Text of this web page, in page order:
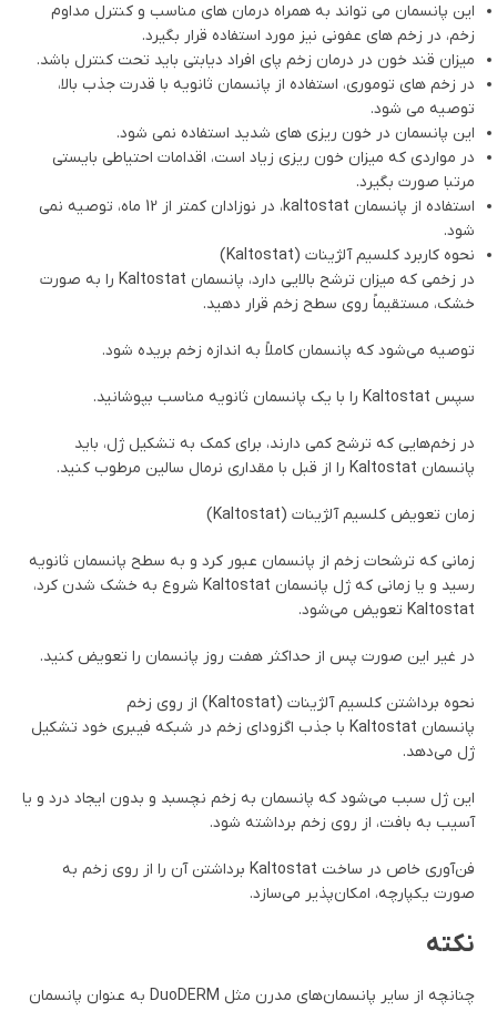
این پانسمان می تواند به همراه درمان های مناسب و کنترل مداوم
زخم، در زخم های عفونی نیز مورد استفاده قرار بگیرد.
میزان قند خون در درمان زخم پای افراد دیابتی باید تحت کنترل باشد.
در زخم های توموری، استفاده از پانسمان ثانویه با قدرت جذب بالا،
توصیه می شود.
این پانسمان در خون ریزی های شدید استفاده نمی شود.
در مواردی که میزان خون ریزی زیاد است، اقدامات احتیاطی بایستی
مرتبا صورت بگیرد.
استفاده از پانسمان kaltostat، در نوزادان کمتر از 12 ماه، توصیه نمی
شود.
نحوه کاربرد کلسیم آلژینات (Kaltostat)
در زخمی که میزان ترشح بالایی دارد، پانسمان Kaltostat را به صورت
خشک، مستقیماً روی سطح زخم قرار دهید.
توصیه می‌شود که پانسمان کاملاً به اندازه زخم بریده شود.
سپس Kaltostat را با یک پانسمان ثانویه مناسب بپوشانید.
در زخم‌هایی که ترشح کمی دارند، برای کمک به تشکیل ژل، باید
پانسمان Kaltostat را از قبل با مقداری نرمال سالین مرطوب کنید.
زمان تعویض کلسیم آلژینات (Kaltostat)
زمانی که ترشحات زخم از پانسمان عبور کرد و به سطح پانسمان ثانویه
رسید و یا زمانی که ژل پانسمان Kaltostat شروع به خشک شدن کرد،
Kaltostat تعویض می‌شود.
در غیر این صورت پس از حداکثر هفت روز پانسمان را تعویض کنید.
نحوه برداشتن کلسیم آلژینات (Kaltostat) از روی زخم
پانسمان Kaltostat با جذب اگزودای زخم در شبکه فیبری خود تشکیل
ژل می‌دهد.
این ژل سبب می‌شود که پانسمان به زخم نچسبد و بدون ایجاد درد و یا
آسیب به بافت، از روی زخم برداشته شود.
فن‌آوری خاص در ساخت Kaltostat برداشتن آن را از روی زخم به
صورت یکپارچه، امکان‌پذیر می‌سازد.
نکته
چنانچه از سایر پانسمان‌های مدرن مثل DuoDERM به عنوان پانسمان